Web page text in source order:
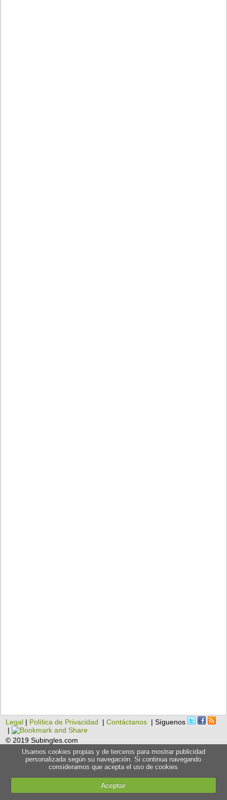
Legal | Política de Privacidad |Contáctanos | Síguenos
|
© 2019 Subingles.com
Usamos cookies propias y de terceros para mostrar publicidad
personalizada según su navegación. Si continua navegando
consideramos que acepta el uso de cookies
Aceptar